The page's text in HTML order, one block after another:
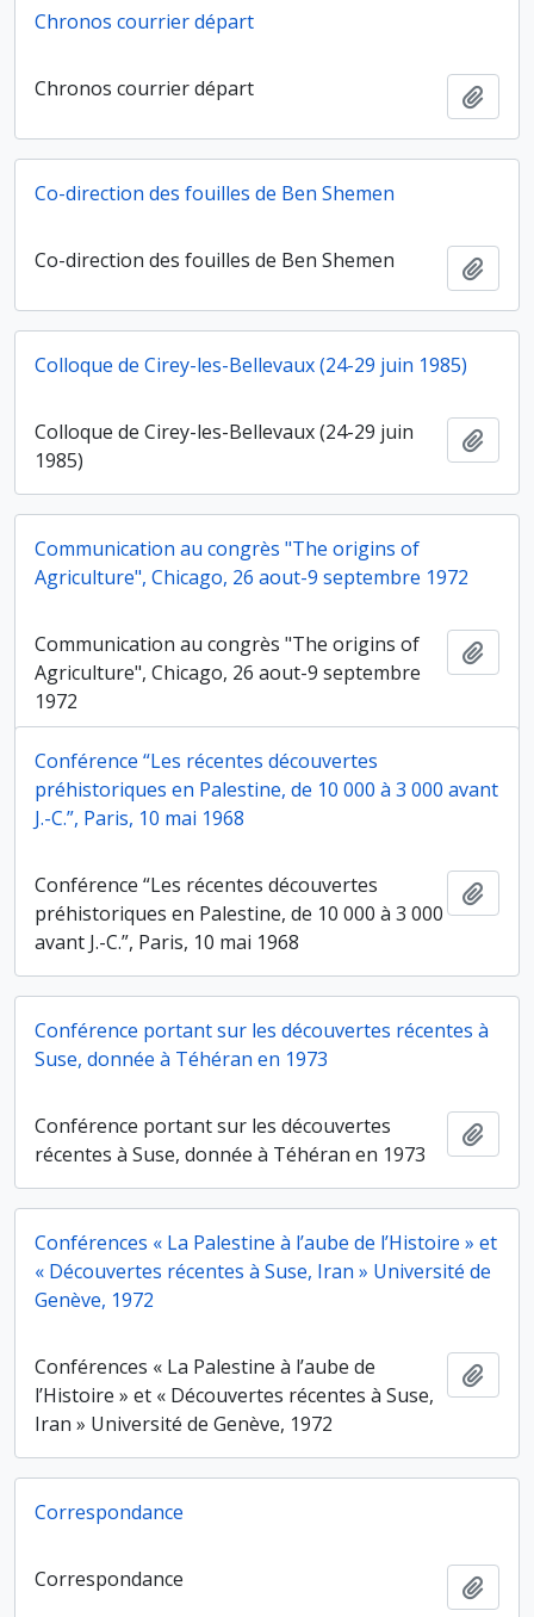
Chronos courrier départ
Chronos courrier départ
Co-direction des fouilles de Ben Shemen
Co-direction des fouilles de Ben Shemen
Colloque de Cirey-les-Bellevaux (24-29 juin 1985)
Colloque de Cirey-les-Bellevaux (24-29 juin
1985)
Communication au congrès "The origins of
Agriculture", Chicago, 26 aout-9 septembre 1972
Communication au congrès "The origins of
Agriculture", Chicago, 26 aout-9 septembre
1972
Conférence “Les récentes découvertes
préhistoriques en Palestine, de 10 000 à 3 000 avant
J.-C.”, Paris, 10 mai 1968
Conférence “Les récentes découvertes
préhistoriques en Palestine, de 10 000 à 3 000
avant J.-C.”, Paris, 10 mai 1968
Conférence portant sur les découvertes récentes à
Suse, donnée à Téhéran en 1973
Conférence portant sur les découvertes
récentes à Suse, donnée à Téhéran en 1973
Conférences « La Palestine à l’aube de l’Histoire » et
« Découvertes récentes à Suse, Iran » Université de
Genève, 1972
Conférences « La Palestine à l’aube de
l’Histoire » et « Découvertes récentes à Suse,
Iran » Université de Genève, 1972
Correspondance
Correspondance